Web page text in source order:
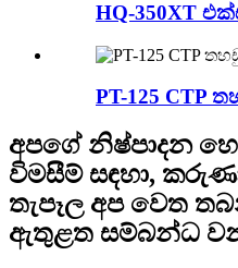
HQ-350XT
PT-125 CTP
අපගේ නිෂ්පාදන
විමසීම් සඳහා,
තැපෑල අප වෙත
ඇතුළත සම්බන්ධ